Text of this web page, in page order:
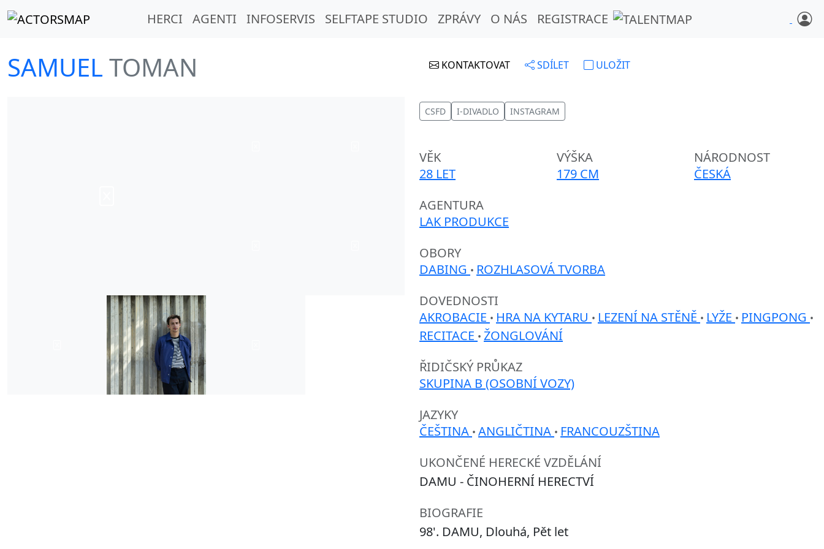
HERCI AGENTI INFOSERVIS SELFTAPE STUDIO ZPRÁVY O NÁS REGISTRACE
SAMUEL TOMAN KONTAKTOVAT SDÍLET ULOŽIT
CSFD I-DIVADLO INSTAGRAM
VĚK
28 LET
VÝŠKA
179 CM
NÁRODNOST
ČESKÁ
AGENTURA
LAK PRODUKCE
OBORY
DABING • ROZHLASOVÁ TVORBA
DOVEDNOSTI
AKROBACIE • HRA NA KYTARU • LEZENÍ NA STĚNĚ • LYŽE • PINGPONG •
RECITACE • ŽONGLOVÁNÍ
ŘIDIČSKÝ PRŮKAZ
SKUPINA B (OSOBNÍ VOZY)
JAZYKY
ČEŠTINA • ANGLIČTINA • FRANCOUZŠTINA
UKONČENÉ HERECKÉ VZDĚLÁNÍ
DAMU - ČINOHERNÍ HERECTVÍ
BIOGRAFIE
98'. DAMU, Dlouhá, Pět let